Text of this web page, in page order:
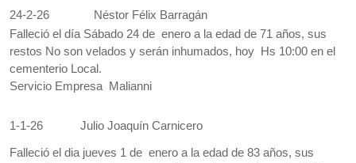
24-2-26
Néstor Félix Barragán
Falleció el día Sábado 24 de enero a la edad de 71 años, sus
restos No son velados y serán inhumados, hoy Hs 10:00 en el
cementerio Local.
Servicio Empresa Malianni
1-1-26 Julio Joaquín Carnicero
Falleció el dia jueves 1 de enero a la edad de 83 años, sus